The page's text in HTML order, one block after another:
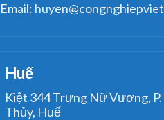
Email:
Huế
Kiệt 344 Trưng Nữ Vương,
Thủy, Huế